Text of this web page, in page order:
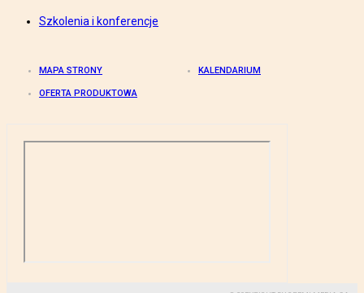
Szkolenia i konferencje
MAPA STRONY KALENDARIUM
OFERTA PRODUKTOWA